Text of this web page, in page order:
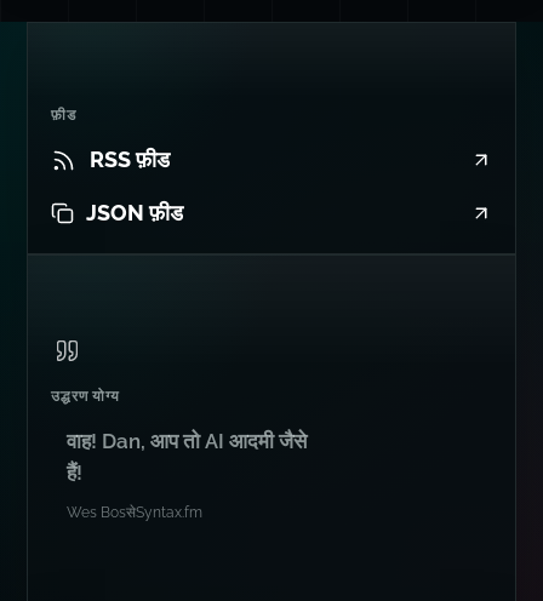
फ़ीड
RSS फ़ीड
JSON फ़ीड
उद्धरण योग्य
वाह! Dan, आप तो AI आदमी जैसे
हैं!
Wes BosसेSyntax.fm